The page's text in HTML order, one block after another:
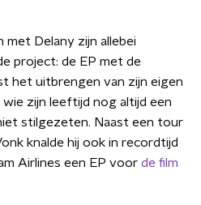
met Delany zijn allebei
project: de EP met de
het uitbrengen van zijn eigen
zijn leeftijd nog altijd een
stilgezeten. Naast een tour
knalde hij ook in recordtijd
Airlines een EP voor de film